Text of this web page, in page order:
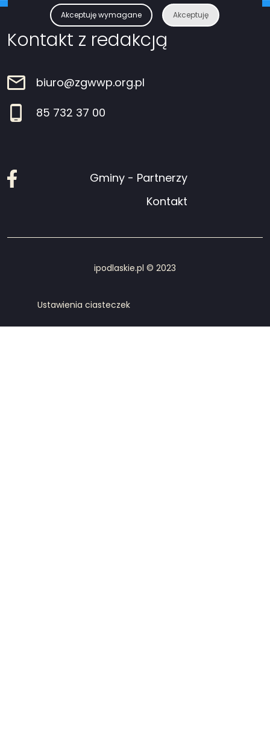
Akceptuję wymagane Akceptuję
Kontakt z redakcją
biuro@zgwwp.org.pl
85 732 37 00
Facebook
Gminy - Partnerzy
Kontakt
ipodlaskie.pl © 2023
Ustawienia ciasteczek